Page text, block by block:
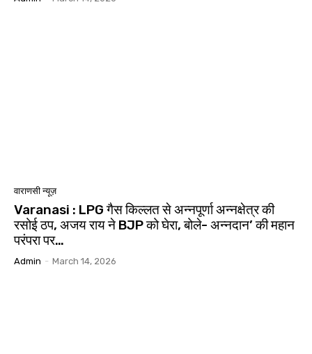
वाराणसी न्यूज़
Varanasi : LPG गैस किल्लत से अन्नपूर्णा अन्नक्षेत्र की
रसोई ठप, अजय राय ने BJP को घेरा, बोले- अन्नदान’ की महान
परंपरा पर…
Admin - March 14, 2026